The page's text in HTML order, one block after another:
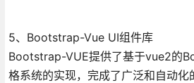
5、Bootstrap-Vue UI组件库
Bootstrap-VUE提供了基于vue2的
格系统的实现，完成了广泛和自动化